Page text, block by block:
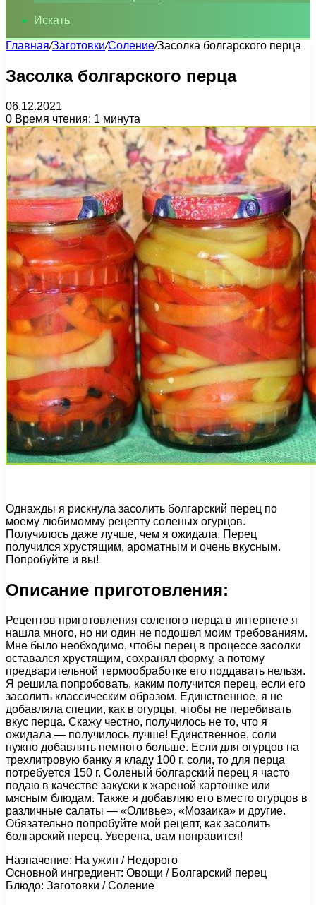
Искать
Главная/Заготовки/Соление/Засолка болгарского перца
Засолка болгарского перца
06.12.2021
0 Время чтения: 1 минута
Однажды я рискнула засолить болгарский перец по
моему любимомму рецепту соленых огурцов.
Получилось даже лучше, чем я ожидала. Перец
получился хрустящим, ароматным и очень вкусным.
Попробуйте и вы!
Описание приготовления:
Рецептов приготовления соленого перца в интернете я
нашла много, но ни один не подошел моим требованиям.
Мне было необходимо, чтобы перец в процессе засолки
оставался хрустящим, сохранял форму, а потому
предварительной термообработке его поддавать нельзя.
Я решила попробовать, каким получится перец, если его
засолить классическим образом. Единственное, я не
добавляла специи, как в огурцы, чтобы не перебивать
вкус перца. Скажу честно, получилось не то, что я
ожидала — получилось лучше! Единственное, соли
нужно добавлять немного больше. Если для огурцов на
трехлитровую банку я кладу 100 г. соли, то для перца
потребуется 150 г. Соленый болгарский перец я часто
подаю в качестве закуски к жареной картошке или
мясным блюдам. Также я добавляю его вместо огурцов в
различные салаты — «Оливье», «Мозаика» и другие.
Обязательно попробуйте мой рецепт, как засолить
болгарский перец. Уверена, вам понравится!
Назначение: На ужин / Недорого
Основной ингредиент: Овощи / Болгарский перец
Блюдо: Заготовки / Соление